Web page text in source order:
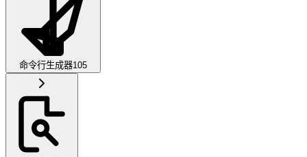
命令行生成器105